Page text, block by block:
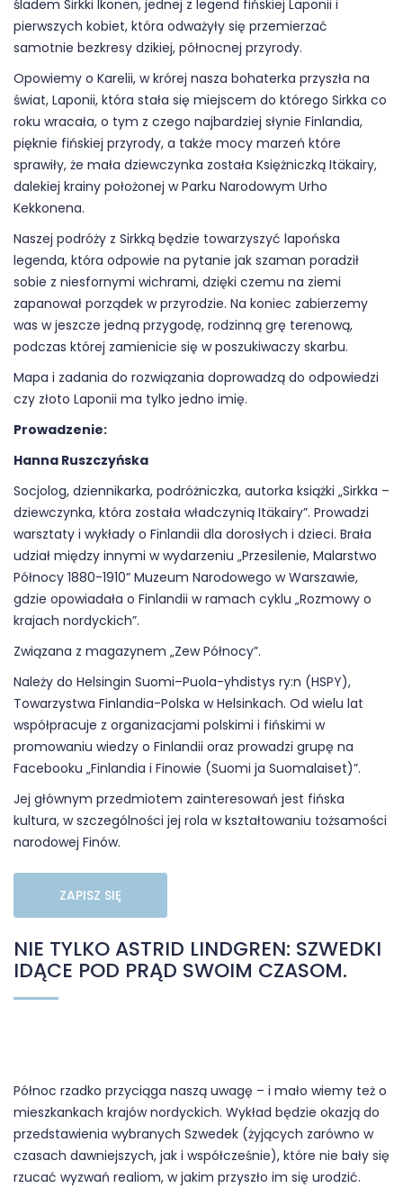
śladem Sirkki Ikonen, jednej z legend fińskiej Laponii i
pierwszych kobiet, która odważyły się przemierzać
samotnie bezkresy dzikiej, północnej przyrody.
Opowiemy o Karelii, w krórej nasza bohaterka przyszła na
świat, Laponii, która stała się miejscem do którego Sirkka co
roku wracała, o tym z czego najbardziej słynie Finlandia,
pięknie fińskiej przyrody, a także mocy marzeń które
sprawiły, że mała dziewczynka została Księżniczką Itäkairy,
dalekiej krainy położonej w Parku Narodowym Urho
Kekkonena.
Naszej podróży z Sirkką będzie towarzyszyć lapońska
legenda, która odpowie na pytanie jak szaman poradził
sobie z niesfornymi wichrami, dzięki czemu na ziemi
zapanował porządek w przyrodzie. Na koniec zabierzemy
was w jeszcze jedną przygodę, rodzinną grę terenową,
podczas której zamienicie się w poszukiwaczy skarbu.
Mapa i zadania do rozwiązania doprowadzą do odpowiedzi
czy złoto Laponii ma tylko jedno imię.
Prowadzenie:
Hanna Ruszczyńska
Socjolog, dziennikarka, podróżniczka, autorka książki „Sirkka –
dziewczynka, która została władczynią Itäkairy”. Prowadzi
warsztaty i wykłady o Finlandii dla dorosłych i dzieci. Brała
udział między innymi w wydarzeniu „Przesilenie, Malarstwo
Północy 1880-1910” Muzeum Narodowego w Warszawie,
gdzie opowiadała o Finlandii w ramach cyklu „Rozmowy o
krajach nordyckich”.
Związana z magazynem „Zew Północy”.
Należy do Helsingin Suomi–Puola-yhdistys ry:n (HSPY),
Towarzystwa Finlandia-Polska w Helsinkach. Od wielu lat
współpracuje z organizacjami polskimi i fińskimi w
promowaniu wiedzy o Finlandii oraz prowadzi grupę na
Facebooku „Finlandia i Finowie (Suomi ja Suomalaiset)”.
Jej głównym przedmiotem zainteresowań jest fińska
kultura, w szczególności jej rola w kształtowaniu tożsamości
narodowej Finów.
ZAPISZ SIĘ
NIE TYLKO ASTRID LINDGREN: SZWEDKI
IDĄCE POD PRĄD SWOIM CZASOM.
Północ rzadko przyciąga naszą uwagę – i mało wiemy też o
mieszkankach krajów nordyckich. Wykład będzie okazją do
przedstawienia wybranych Szwedek (żyjących zarówno w
czasach dawniejszych, jak i współcześnie), które nie bały się
rzucać wyzwań realiom, w jakim przyszło im się urodzić.